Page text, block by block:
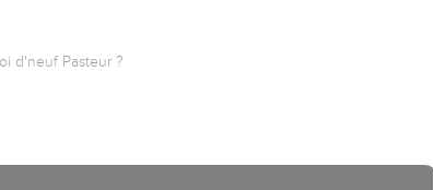
d'neuf Pasteur ?